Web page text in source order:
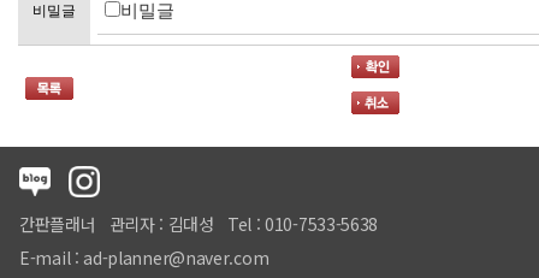
비밀글 비밀글
간판플래너 관리자 : 김대성
Tel : 010-7533-5638
E-mail : ad-planner@naver.com